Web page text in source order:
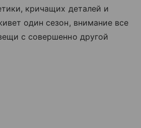
кричащих деталей и
один сезон, внимание все
с совершенно другой